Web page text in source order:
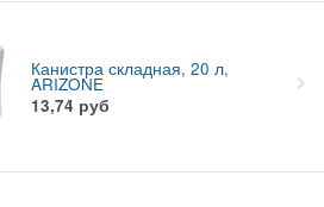
Канистра складная, 20 л,
ARIZONE
13,74 руб